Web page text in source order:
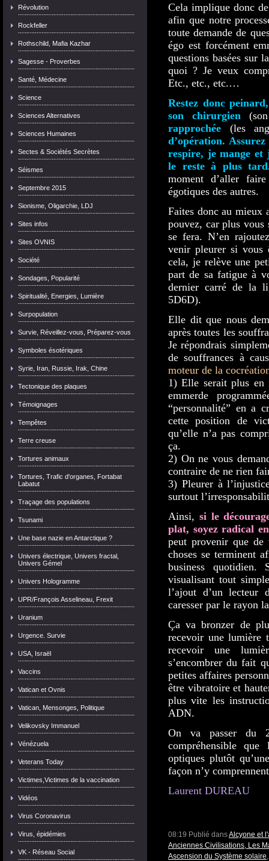
Révolution
Rockfeller
Rothschild, Mafia Kazhar
Sagesse - Proverbes
Santé, Médecine
Science
Sciences Alternatives
Sciences Humaines
Sectes & Sociétés Secrètes
Séismes
Septembre 2015
Sionisme, Oligarchie, LDJ
Sites infos
Sites OVNIS
Société
Sondages, Popularité
Spiritualité, Energies, Lumière
Surpopulation
Survie, Réveillez-vous, Préparez-vous
Symboles ésotériques
Syrie, Iran, Russie, Irak, Chine
Tectonique des plaques
Témoignages
Tempêtes
Terre creuse
Tortures animaux
Tortures, Trafic d'organes, Fortabat
Labatut
Traçage des populations
Tsunami
Une base nazie en Antarctique ?
Univers électrique, Univers fractal,
Univers Gémel
Univers Hologramme
UPR/François Asselineau, Frexit
Uranium
Urgence. Survie
USA, Israël
Vaccins
Vatican et Ovnis
Vatican, Mensonges, Politique
Velikovsky Immanuel
Vénézuela
Veterans Today
Victimes,Victimes de la vaccination
Vidéos
Virus Coronavirus
Virus, épidémies
VK - Réseau Social
Cela implique donc
afin que notre
toute demande de
égo est forcément
questions basées sur
quoi ? Je veux
Etc., etc., etc.…
Restez donc
son chirurgien
rapprochée (les
d’opération.
respire, je mange et
le reste à plus
moment d’aller
égotiques des autres.
Faites donc au mieux
pouvez, car plus vous
se fera. N’en
venir pleurer si vous
cela, je relève une
part de sa fatigue à
dernier carré de la
5D6D).
Elle dit que nous
après toutes les
Je répondrais
de souffrances à
moteur de la
1) Elle serait plus en
emmerde
“personnalité” en a
cette position de
qu’elle n’a pas
ça.
2) On ne vous
contraire de ne rien
3) Pleurer à
surtout
Ainsi, si le
plat, soyez radical
peut provenir que
choses se terminent
business quotidien.
visualisant tout
l’ajout d’un lecteur
caresser par le rayon
Ça va bronzer de
recevoir une lumière
recevoir une
s’encombrer du fait
petites affaires
être vibratoire et
plus vite les
ADN.
On va passer du
compréhensible
optiques plutôt
façon n’y
Laurent DUREAU
08:19 Publié dansAlcyone et
Anciennes Civilisations, Les
Ascension du Système solaire